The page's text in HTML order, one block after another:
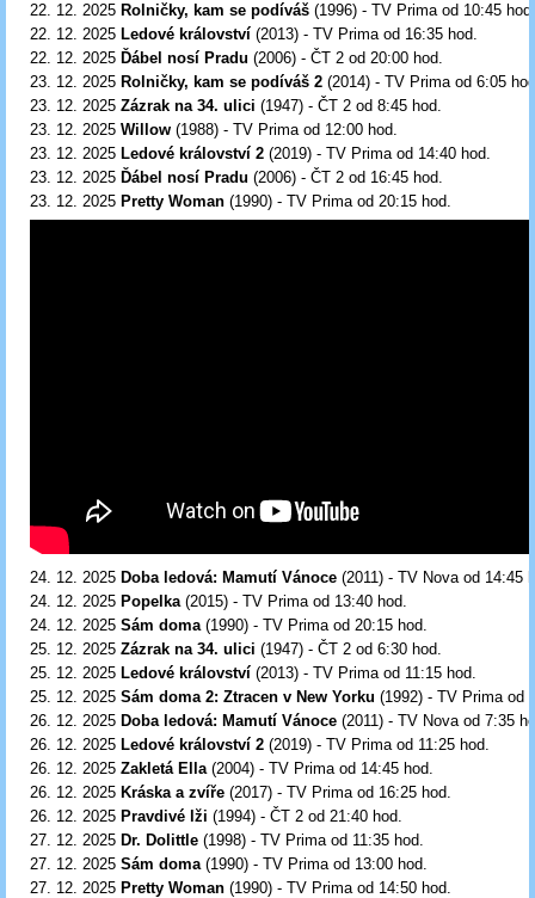
22. 12. 2025 Rolničky, kam se podíváš (1996) - TV Prima od 10:45 hod.
22. 12. 2025 Ledové království (2013) - TV Prima od 16:35 hod.
22. 12. 2025 Ďábel nosí Pradu (2006) - ČT 2 od 20:00 hod.
23. 12. 2025 Rolničky, kam se podíváš 2 (2014) - TV Prima od 6:05
23. 12. 2025 Zázrak na 34. ulici (1947) - ČT 2 od 8:45 hod.
23. 12. 2025 Willow (1988) - TV Prima od 12:00 hod.
23. 12. 2025 Ledové království 2 (2019) - TV Prima od 14:40 hod.
23. 12. 2025 Ďábel nosí Pradu (2006) - ČT 2 od 16:45 hod.
23. 12. 2025 Pretty Woman (1990) - TV Prima od 20:15 hod.
24. 12. 2025 Doba ledová: Mamutí Vánoce (2011) - TV Nova od 14:45
24. 12. 2025 Popelka(2015) - TV Prima od 13:40 hod.
24. 12. 2025 Sám doma(1990) - TV Prima od 20:15 hod.
25. 12. 2025 Zázrak na 34. ulici (1947) - ČT 2 od 6:30 hod.
25. 12. 2025 Ledové království (2013) - TV Prima od 11:15 hod.
25. 12. 2025 Sám doma 2: Ztracen v New Yorku (1992) - TV Prima od
26. 12. 2025 Doba ledová: Mamutí Vánoce (2011) - TV Nova od 7:35
26. 12. 2025 Ledové království 2 (2019) - TV Prima od 11:25 hod.
26. 12. 2025 Zakletá Ella(2004) - TV Prima od 14:45 hod.
26. 12. 2025 Kráska a zvíře (2017) - TV Prima od 16:25 hod.
26. 12. 2025 Pravdivé lži (1994) - ČT 2 od 21:40 hod.
27. 12. 2025 Dr. Dolittle (1998) - TV Prima od 11:35 hod.
27. 12. 2025 Sám doma(1990) - TV Prima od 13:00 hod.
27. 12. 2025 Pretty Woman (1990) - TV Prima od 14:50 hod.